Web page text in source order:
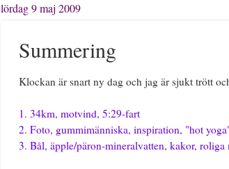
lördag 9 maj 2009
Summering
Klockan är snart ny dag och jag är sjukt trött
1. 34km, motvind, 5:29-fart
2. Foto, gummimänniska, inspiration, "hot
3. Bål, äpple/päron-mineralvatten, kakor, roliga